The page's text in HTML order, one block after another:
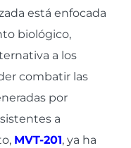
está enfocada
biológico,
a los
combatir las
por
a
MVT-201, ya ha